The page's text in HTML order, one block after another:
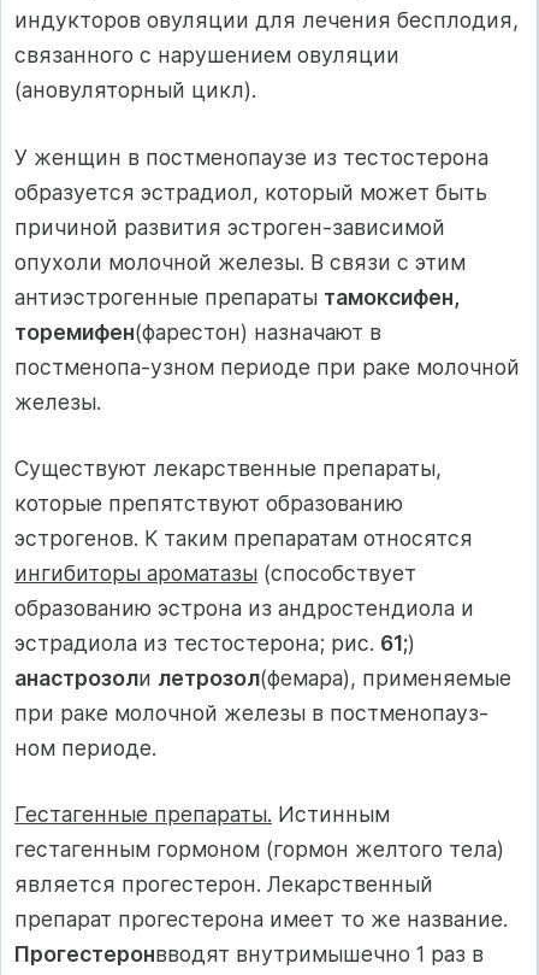
индукторов овуляции для лечения бесплодия,
связанного с нарушением овуляции
(ановуляторный цикл).
У женщин в постменопаузе из тестостерона
образуется эстрадиол, который может быть
причиной развития эстроген-зависимой
опухоли молочной железы. В связи с этим
антиэстрогенные препараты тамоксифен,
торемифен(фарестон) назначают в
постменопа-узном периоде при раке молочной
железы.
Существуют лекарственные препараты,
которые препятствуют образованию
эстрогенов. К таким препаратам относятся
ингибиторы ароматазы (способствует
образованию эстрона из андростендиола и
эстрадиола из тестостерона; рис. 61;)
анастрозоли летрозол(фемара), применяемые
при раке молочной железы в постменопауз-
ном периоде.
Гестагенные препараты. Истинным
гестагенным гормоном (гормон желтого тела)
является прогестерон. Лекарственный
препарат прогестерона имеет то же название.
Прогестеронвводят внутримышечно 1 раз в